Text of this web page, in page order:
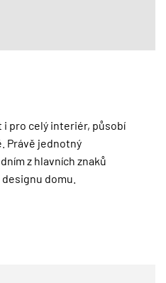
pro celý interiér, působí
Právě jednotný
z hlavních znaků
domu.